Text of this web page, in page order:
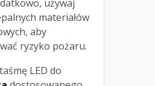
używaj
materiałów
aby
ryzyko pożaru.
LED do